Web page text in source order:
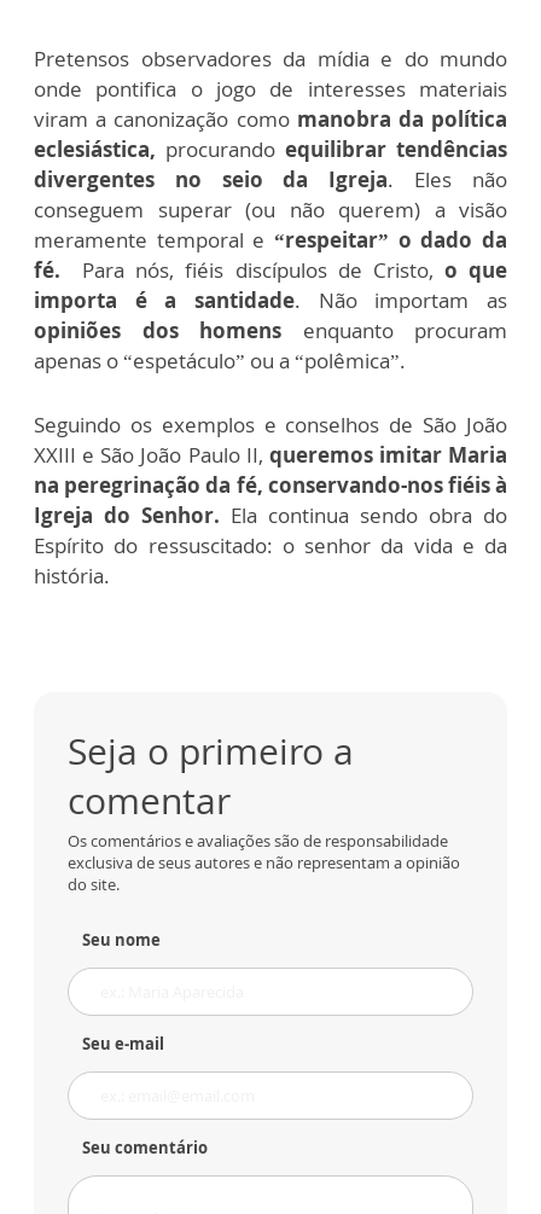
Pretensos observadores da mídia e do mundo
onde pontifica o jogo de interesses materiais
viram a canonização como manobra da política
eclesiástica, procurando equilibrar tendências
divergentes no seio da Igreja. Eles não
conseguem superar (ou não querem) a visão
meramente temporal e “respeitar” o dado da
fé. Para nós, fiéis discípulos de Cristo, o que
importa é a santidade. Não importam as
opiniões dos homens enquanto procuram
apenas o “espetáculo” ou a “polêmica”.
Seguindo os exemplos e conselhos de São João
XXIII e São João Paulo II, queremos imitar Maria
na peregrinação da fé, conservando-nos fiéis à
Igreja do Senhor. Ela continua sendo obra do
Espírito do ressuscitado: o senhor da vida e da
história.
Seja o primeiro a
comentar
Os comentários e avaliações são de responsabilidade
exclusiva de seus autores e não representam a opinião
do site.
Seu nome
Seu e-mail
Seu comentário